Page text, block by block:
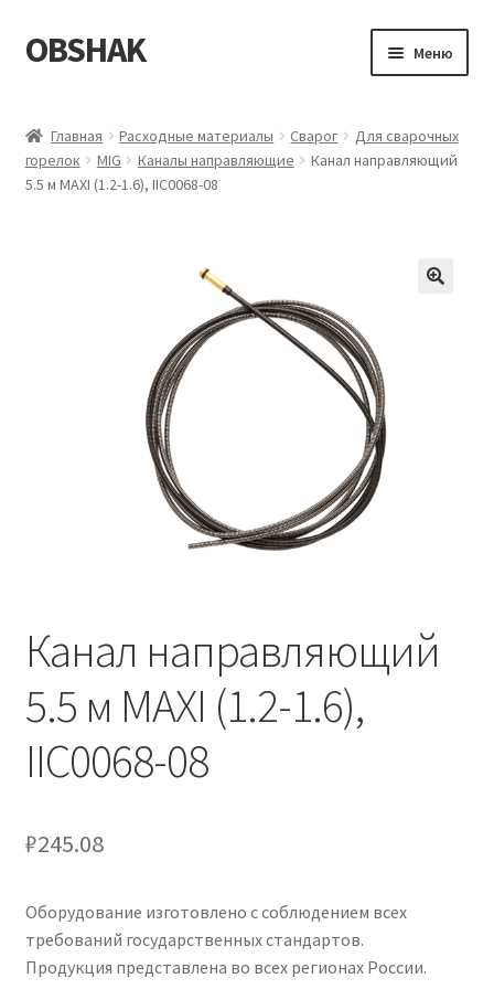
Перейти
к
Перейти
к
OBSHAK Меню
Категории
Оформление заказа
Пример страницы
Главная Расходные материалы Сварог
Для сварочных
горелок
MIG Каналы направляющие
Канал направляющий
5.5 м MAXI (1.2-1.6), IIC0068-08
Канал направляющий
5.5 м MAXI (1.2-1.6),
IIC0068-08
₽245.08
Оборудование изготовлено с соблюдением всех
требований государственных стандартов.
Продукция представлена во всех регионах России.